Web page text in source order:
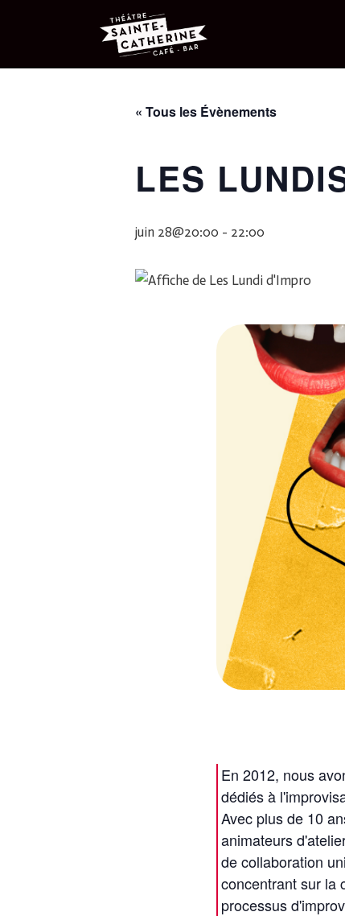
« Tous les Évènements
LES
juin 28@20:00 - 22:00
En 2012, nous
dédiés à
Avec plus de 10
animateurs
de collaboration
concentrant sur la
processus